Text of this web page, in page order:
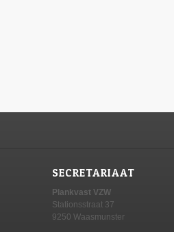
SECRETARIAAT
Plankvast VZW
Stationsstraat 37
9250 Waasmunster